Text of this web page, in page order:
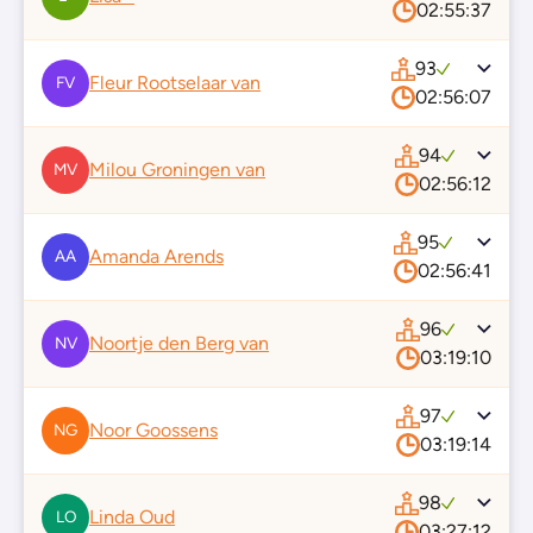
02:55:37
FV Fleur Rootselaar van
93
02:56:07
MV Milou Groningen van
94
02:56:12
AA Amanda Arends
95
02:56:41
NV Noortje den Berg van
96
03:19:10
NG Noor Goossens
97
03:19:14
LO Linda Oud
98